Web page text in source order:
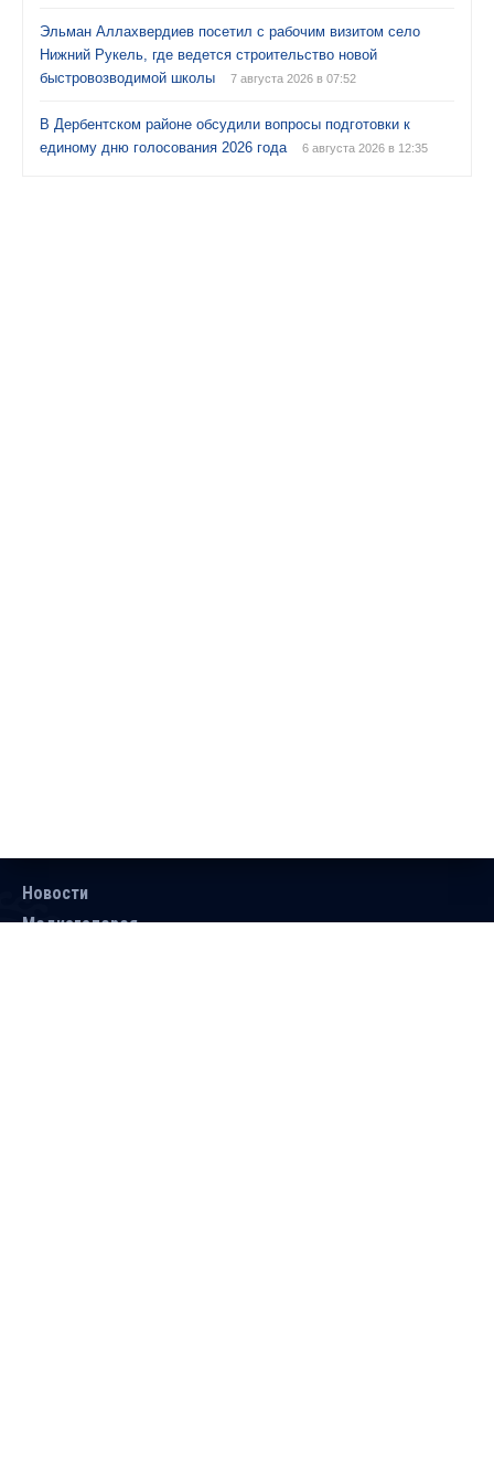
Эльман Аллахвердиев посетил с рабочим визитом село
Нижний Рукель, где ведется строительство новой
быстровозводимой школы
7 августа 2026 в 07:52
В Дербентском районе обсудили вопросы подготовки к
единому дню голосования 2026 года
6 августа 2026 в 12:35
Новости
Медиагалерея